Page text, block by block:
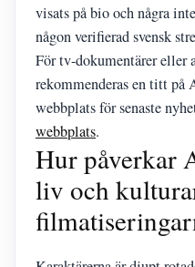
visats på bio och några
någon verifierad svensk
För tv-dokumentärer eller
rekommenderas en titt
webbplats för senaste
webbplats.
Hur påverkar
liv och